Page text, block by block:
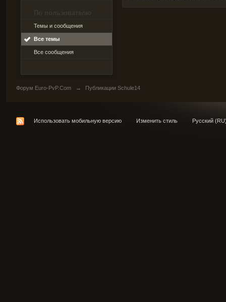
По пользователю
Темы и сообщения
Все темы
Все сообщения
Форум Euro-PvP.Com → Публикации Schule14
Использовать мобильную версию Изменить стиль Русский